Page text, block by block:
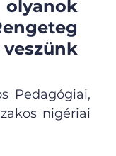
Pedagógiai,
nigériai